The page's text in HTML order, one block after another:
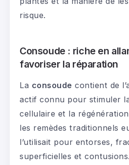
risque.
Consoude : riche en
favoriser la réparation
La consoude contient de
actif connu pour stimuler
cellulaire et la
les remèdes traditionnels
l’utilisait pour entorses,
superficielles et